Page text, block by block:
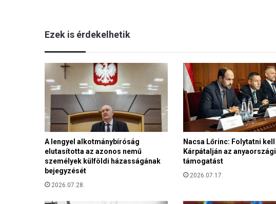
V
l
e
g
n
é
p
s
z
-
E
l
n
ö
k
i
r
Ezek is érdekelhetik
A lengyel alkotmánybíróság
elutasította az azonos nemű
személyek külföldi házasságának
bejegyzését
2026.07.28.
Nacsa Lőrinc: Folytatni kell
Kárpátalján az anyaországi
támogatást
2026.07.17.